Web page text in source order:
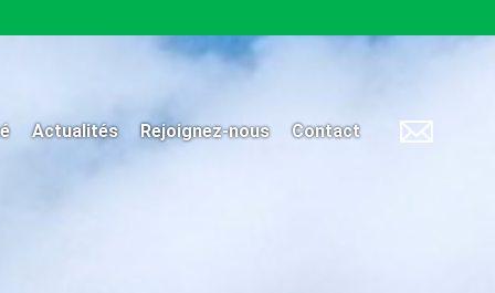
Actualités Rejoignez-nous Contact Contact